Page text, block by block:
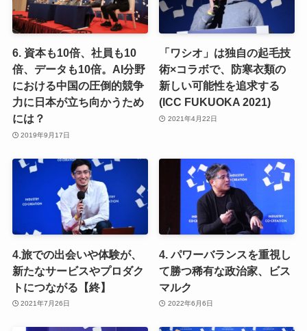
6. 資本も10倍、社員も10
倍、データも10倍。AI分野
における中国の圧倒的競争
力に日本が立ち向かうため
には？
2019年9月17日
「ワシオ」は独自の起毛技
術×コラボで、防寒衣類の
新しい可能性を追求する
(ICC FUKUOKA 2021)
2021年4月22日
4.旅での出会いや体験が、
新たなサービスやプロダク
トにつながる【終】
2021年7月26日
4. パワーバランスを重視し
て勝つ稀有な政治家、ビス
マルク
2022年6月6日